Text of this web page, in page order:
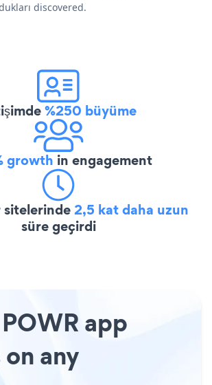
discovered.
%250 büyüme
growth in engagement
2,5 kat daha uzun
süre geçirdi
app
any